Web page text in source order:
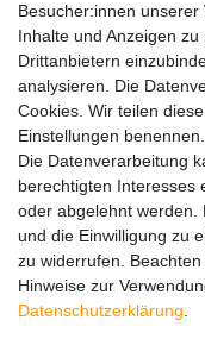
Adventskalender
Service
Versandinfos
FAQ
Ersatzteile
Registrieren
Wir versenden mit
Besucher:innen unserer
Inhalte und Anzeigen
Drittanbietern
analysieren. Die
Cookies. Wir teilen
Einstellungen benennen.
Die Datenverarbeitung
berechtigten Interesses
oder abgelehnt werden.
und die Einwilligung zu
zu widerrufen.
Hinweise zur
Daten­schutz­erklärung